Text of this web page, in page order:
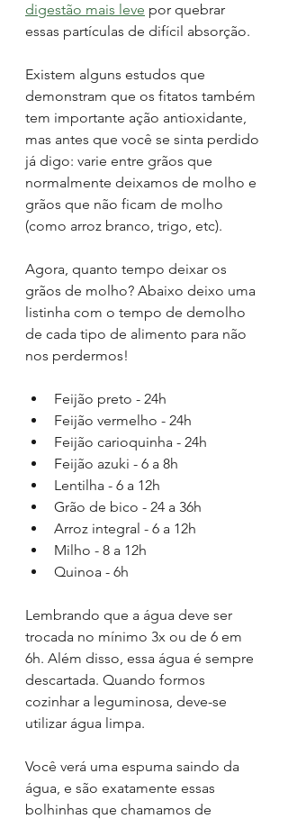
digestão mais leve por quebrar
essas partículas de difícil absorção.
Existem alguns estudos que
demonstram que os fitatos também
tem importante ação antioxidante,
mas antes que você se sinta perdido
já digo: varie entre grãos que
normalmente deixamos de molho e
grãos que não ficam de molho
(como arroz branco, trigo, etc).
Agora, quanto tempo deixar os
grãos de molho? Abaixo deixo uma
listinha com o tempo de demolho
de cada tipo de alimento para não
nos perdermos!
Feijão preto - 24h
Feijão vermelho - 24h
Feijão carioquinha - 24h
Feijão azuki - 6 a 8h
Lentilha - 6 a 12h
Grão de bico - 24 a 36h
Arroz integral - 6 a 12h
Milho - 8 a 12h
Quinoa - 6h
Lembrando que a água deve ser
trocada no mínimo 3x ou de 6 em
6h. Além disso, essa água é sempre
descartada. Quando formos
cozinhar a leguminosa, deve-se
utilizar água limpa.
Você verá uma espuma saindo da
água, e são exatamente essas
bolhinhas que chamamos de